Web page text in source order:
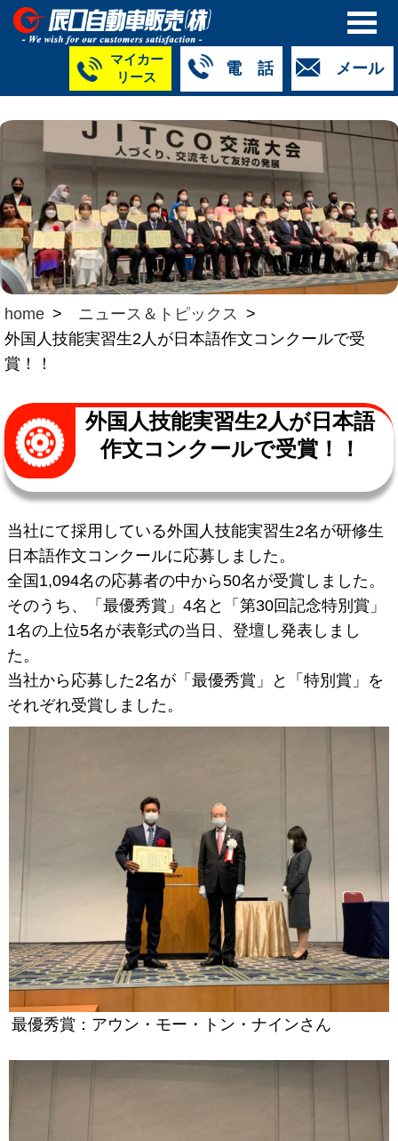
メール
電 話
050-5264-
4427
カーリース）
050-5268-
8009
076-233-
2318
076-255-
0024
0776-33-
2424
050-5264-
4430
マイカー
リース
home
ニュース＆トピックス
外国人技能実習生2人が日本語作文コンクールで受
賞！！
外国人技能実習生2人が日本語
作文コンクールで受賞！！
当社にて採用している外国人技能実習生2名が研修生
日本語作文コンクールに応募しました。
全国1,094名の応募者の中から50名が受賞しました。
そのうち、「最優秀賞」4名と「第30回記念特別賞」
1名の上位5名が表彰式の当日、登壇し発表しまし
た。
当社から応募した2名が「最優秀賞」と「特別賞」を
それぞれ受賞しました。
最優秀賞：アウン・モー・トン・ナインさん